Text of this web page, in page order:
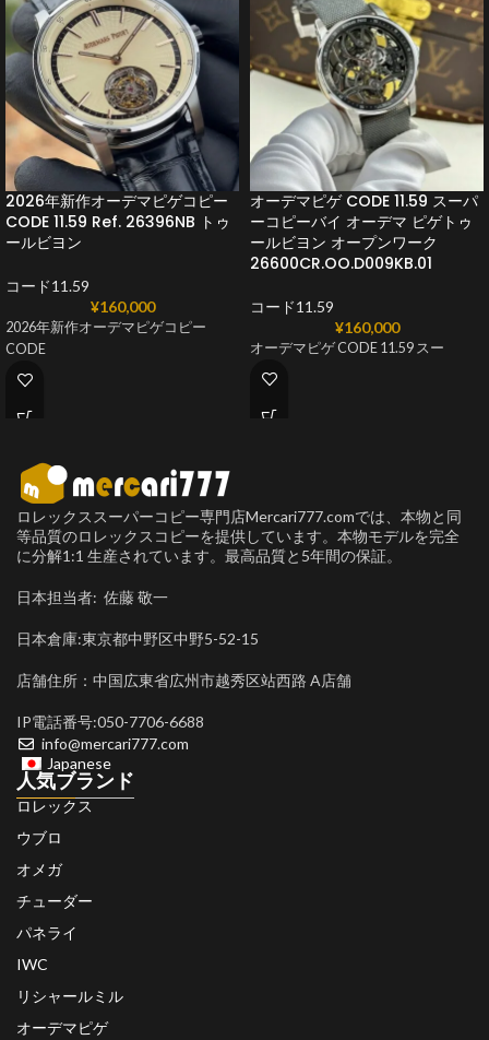
2026年新作オーデマピゲコピー
CODE 11.59 Ref. 26396NB トゥ
ールビヨン
コード11.59
¥160,000
2026年新作オーデマピゲコピー
CODE
オーデマピゲ CODE 11.59 スーパ
ーコピーバイ オーデマ ピゲトゥ
ールビヨン オープンワーク
26600CR.OO.D009KB.01
コード11.59
¥160,000
オーデマピゲ CODE 11.59 スー
ロレックススーパーコピー専門店Mercari777.comでは、本物と同
等品質のロレックスコピーを提供しています。本物モデルを完全
に分解1:1 生産されています。最高品質と5年間の保証。
日本担当者: 佐藤 敬一
日本倉庫:東京都中野区中野5-52-15
店舗住所：中国広東省広州市越秀区站西路 A店舗
IP電話番号:050-7706-6688
info@mercari777.com
Japanese
人気ブランド
ロレックス
ウブロ
オメガ
チューダー
パネライ
IWC
リシャールミル
オーデマピゲ